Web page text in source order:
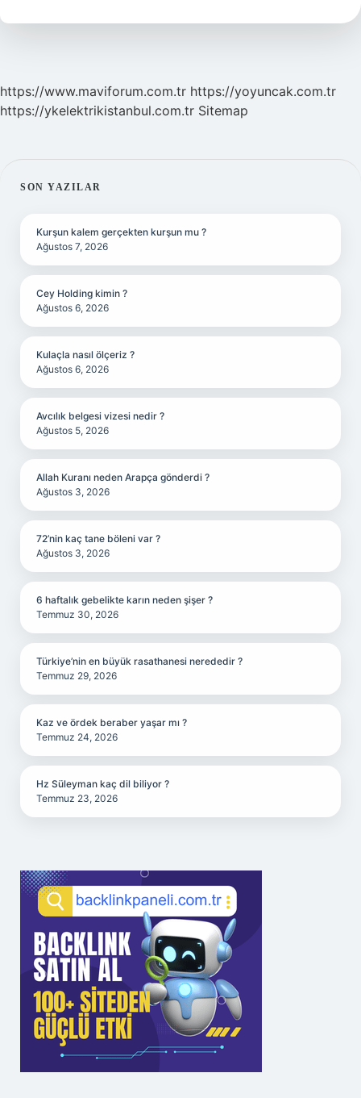
Yarar
https://www.maviforum.com.tr https://yoyuncak.com.tr
https://ykelektrikistanbul.com.tr Sitemap
SIDEBAR
SON YAZILAR
Kurşun kalem gerçekten kurşun mu ?
Ağustos 7, 2026
Cey Holding kimin ?
Ağustos 6, 2026
Kulaçla nasıl ölçeriz ?
Ağustos 6, 2026
Avcılık belgesi vizesi nedir ?
Ağustos 5, 2026
Allah Kuranı neden Arapça gönderdi ?
Ağustos 3, 2026
72’nin kaç tane böleni var ?
Ağustos 3, 2026
6 haftalık gebelikte karın neden şişer ?
Temmuz 30, 2026
Türkiye’nin en büyük rasathanesi nerededir ?
Temmuz 29, 2026
Kaz ve ördek beraber yaşar mı ?
Temmuz 24, 2026
Hz Süleyman kaç dil biliyor ?
Temmuz 23, 2026